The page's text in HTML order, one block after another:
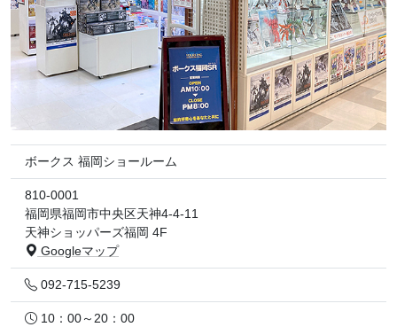
ボークス 福岡ショールーム
810-0001
福岡県福岡市中央区天神4-4-11
天神ショッパーズ福岡 4F
Googleマップ
092-715-5239
10：00～20：00